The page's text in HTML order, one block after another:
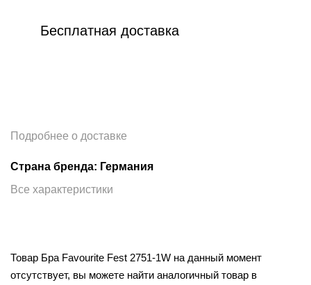
Бесплатная доставка
Подробнее о доставке
Страна бренда: Германия
Все характеристики
Товар Бра Favourite Fest 2751-1W на данный момент
отсутствует, вы можете найти аналогичный товар в